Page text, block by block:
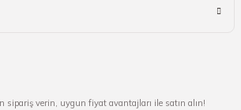
sipariş verin, uygun fiyat avantajları ile satın alın!